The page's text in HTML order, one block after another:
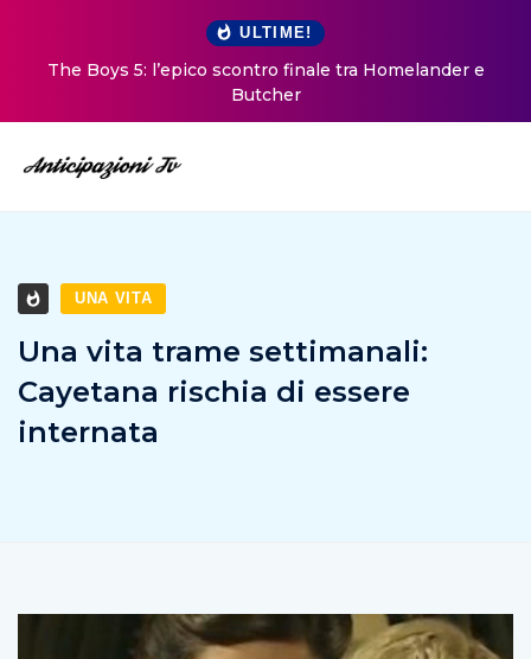
ULTIME!
The Boys 5: l’epico scontro finale tra Homelander e
Butcher
UNA VITA
Una vita trame settimanali:
Cayetana rischia di essere
internata